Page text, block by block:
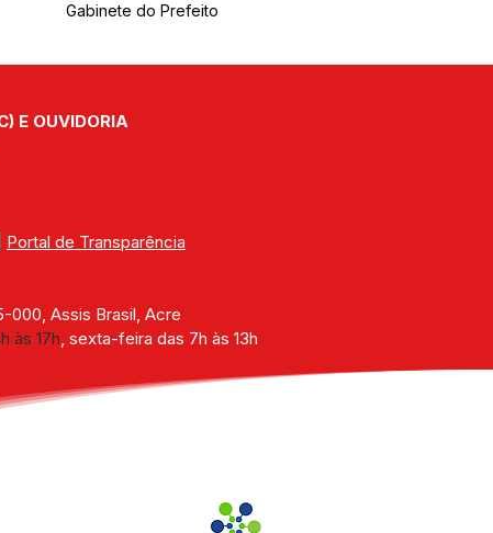
Gabinete do Prefeito
E OUVIDORIA
Portal de Transparência
000, Assis Brasil, Acre
às 17h, sexta-feira das 7h às 13h